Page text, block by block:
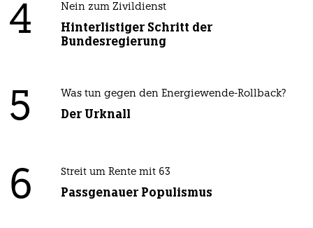
4 Nein zum Zivildienst
Hinterlistiger Schritt der
Bundesregierung
5 Was tun gegen den Energiewende-Rollback?
Der Urknall
6 Streit um Rente mit 63
Passgenauer Populismus